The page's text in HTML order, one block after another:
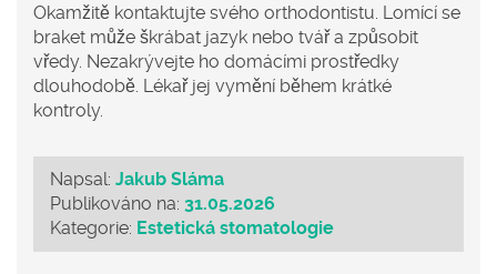
Okamžitě kontaktujte svého orthodontistu. Lomící se
braket může škrábat jazyk nebo tvář a způsobit
vředy. Nezakrývejte ho domácími prostředky
dlouhodobě. Lékař jej vymění během krátké
kontroly.
Napsal: Jakub Sláma
Publikováno na: 31.05.2026
Kategorie: Estetická stomatologie